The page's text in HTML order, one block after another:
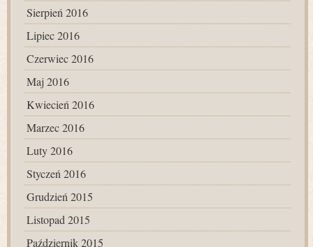
Sierpień 2016
Lipiec 2016
Czerwiec 2016
Maj 2016
Kwiecień 2016
Marzec 2016
Luty 2016
Styczeń 2016
Grudzień 2015
Listopad 2015
Październik 2015